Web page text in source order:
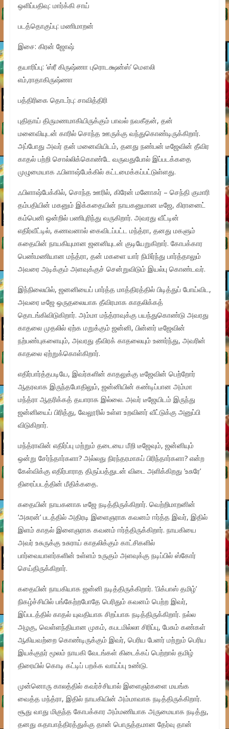
ஒளிப்பதிவு: மார்க்கி சாய்
படத்தொகுப்பு: மணிமாறன்
இசை: கிரன் ஜோஷ்
தயாரிப்பு: ‘ஸ்ரீ கிருஷ்ணா புரொடக்ஷன்ஸ்’ மௌலி
எம்,ராதாகிருஷ்ணா
பத்திரிகை தொடர்பு: சாவித்திரி
புதிதாய் திருமணமாகியிருக்கும் பாவல் நவகீதன், தன்
மனைவியுடன் காரில் சொந்த ஊருக்கு வந்துகொண்டிருக்கிறார்.
அப்போது அவர் தன் மனைவியிடம், தனது நண்பன் டீஜேவின் தீவிர
காதல் பற்றி சொல்லிக்கொண்டே வருவதுபோல் இப்படக்கதை
முழுமையாக ஃபிளாஷ்பேக்கில் கட்டமைக்கப்பட்டுள்ளது.
ஃபிளாஷ்பேக்கில், சொந்த ஊரில், கிரேன் மனோகர் – செந்தி குமாரி
தம்பதியின் மகனும் இக்கதையின் நாயகனுமான டீஜே, கிரானைட்
கம்பெனி ஒன்றில் பணிபுரிந்து வருகிறார். அவரது வீட்டின்
எதிர்வீட்டில், கணவனால் கைவிடப்பட்ட மந்த்ரா, தனது மகளும்
கதையின் நாயகியுமான ஜனனியுடன் குடியேறுகிறார். கோபக்கார
பெண்மணியான மந்த்ரா, தன் மகளை யார் நிமிர்ந்து பார்த்தாலும்
அவரை அடிக்கும் அளவுக்குச் சென்றுவிடும் இயல்பு கொண்டவர்.
இந்நிலையில், ஜனனியைப் பார்த்த மாத்திரத்தில் பிடித்துப் போய்விட,
அவரை டீஜே ஒருதலையாக தீவிரமாக காதலிக்கத்
தொடங்கிவிடுகிறார். அம்மா மந்த்ராவுக்கு பயந்துகொண்டு அவரது
காதலை முதலில் ஏற்க மறுக்கும் ஜன்னி, பின்னர் டீஜேவின்
நற்பண்புகளையும், அவரது தீவிரக் காதலையும் உணர்ந்து, அவரின்
காதலை ஏற்றுக்கொள்கிறார்.
எதிர்பார்த்தபடியே, இவர்களின் காதலுக்கு டீஜேவின் பெற்றோர்
ஆதரவாக இருந்தபோதிலும், ஜன்னியின் கண்டிப்பான அம்மா
மந்த்ரா ஆதரிக்கத் தயாராக இல்லை. அவர் டீஜேயிடம் இருந்து
ஜன்னியைப் பிரித்து, வேலூரில் உள்ள உறவினர் வீட்டுக்கு அனுப்பி
விடுகிறார்.
மந்த்ராவின் எதிர்ப்பு மற்றும் தடையை மீறி டீஜேவும், ஜன்னியும்
ஒன்று சேர்ந்தார்களா? அல்லது நிரந்தரமாகப் பிரிந்தார்களா? என்ற
கேள்விக்கு எதிர்பாராத திருப்பத்துடன் விடை அளிக்கிறது ‘உசுரே’
திரைப்படத்தின் மீதிக்கதை.
கதையின் நாயகனாக டீஜே நடித்திருக்கிறார். வெற்றிமாறனின்
‘அசுரன்’ படத்தில் அதிரடி இளைஞராக கவனம் ஈர்த்த இவர், இதில்
இளம் காதல் இளைஞராக கவனம் ஈர்த்திருக்கிறார். நாயகியை
அவர் உசுருக்கு உசுராய் காதலிக்கும் காட்சிகளில்
பார்வையாளர்களின் உள்ளம் உருகும் அளவுக்கு நடிப்பில் ஸ்கோர்
செய்திருக்கிறார்.
கதையின் நாயகியாக ஜன்னி நடித்திருக்கிறார். ‘பிக்பாஸ் தமிழ்’
நிகழ்ச்சியில் பங்கேற்றபோதே பெரிதும் கவனம் பெற்ற இவர்,
இப்படத்தில் காதல் யுவதியாக சிறப்பாக நடித்திருக்கிறார். நல்ல
அழகு, வெள்ளந்தியான முகம், கபடமில்லா சிரிப்பு, பேசும் கண்கள்
ஆகியவற்றை கொண்டிருக்கும் இவர், பெரிய பேனர் மற்றும் பெரிய
இயக்குநர் மூலம் நாயகி வேடங்கள் கிடைக்கப் பெற்றால் தமிழ்
திரையில் கொடி கட்டிப் பறக்க வாய்ப்பு உண்டு.
முன்னொரு காலத்தில் கவர்ச்சியால் இளைஞர்களை மயங்க
வைத்த மந்த்ரா, இதில் நாயகியின் அம்மாவாக நடித்திருக்கிறார்.
சூது வாது மிகுந்த கோபக்கார அம்மணியாக அருமையாக நடித்து,
தனது கதாபாத்திரத்துக்கு தான் பொருத்தமான தேர்வு தான்